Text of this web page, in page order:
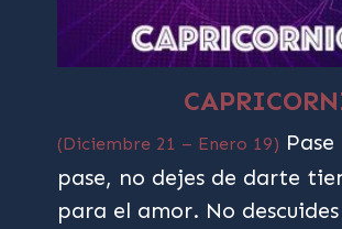
(Diciembre 21 – Enero 19)
pase, no dejes de darte
para el amor. No